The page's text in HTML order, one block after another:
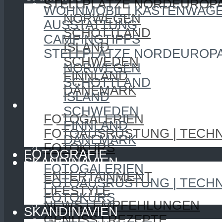
STELLPLÄTZE
NORWEGEN
SCHOTTLAND
ISLAND
SCHWEDEN
FINNLAND
DÄNEMARK
FOTOGRAFIE
FOTOGALERIEN
FOTOAUSRÜSTUNG |
FOTOKURS
SKANDINAVIEN
ENTERTAINMENT
LIFESTYLE
NEWS | EMPFEHLUNGEN
WOHNMOBIL |
AUSSTATTUNG
CAMPINGTIPPS
STELLPLÄTZE
NORWEGEN
SCHOTTLAND
ISLAND
SCHWEDEN
FINNLAND
DÄNEMARK
FOTOGRAFIE
FOTOGALERIEN
FOTOAUSRÜSTUNG |
FOTOKURS
SKANDINAVIEN